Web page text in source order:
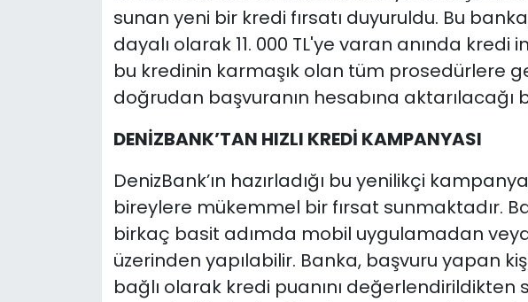
sunan yeni bir kredi fırsatı duyuruldu. Bu
dayalı olarak 11. 000 TL'ye varan anında kredi
bu kredinin karmaşık olan tüm prosedürlere
doğrudan başvuranın hesabına aktarılacağı
DENİZBANK’TAN HIZLI KREDİ KAMPANYASI
DenizBank’ın hazırladığı bu yenilikçi
bireylere mükemmel bir fırsat sunmaktadır.
birkaç basit adımda mobil uygulamadan
üzerinden yapılabilir. Banka, başvuru yapan
bağlı olarak kredi puanını